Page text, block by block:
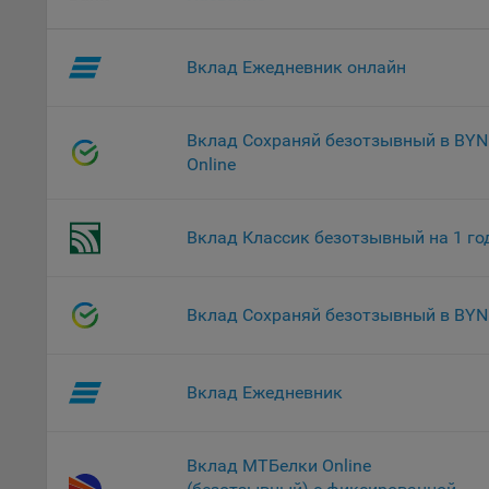
Вклад Ежедневник онлайн
Вклад Сохраняй безотзывный в BYN
Online
Вклад Классик безотзывный на 1
Вклад Сохраняй безотзывный в BYN
Вклад Ежедневник
Вклад МТБелки Online